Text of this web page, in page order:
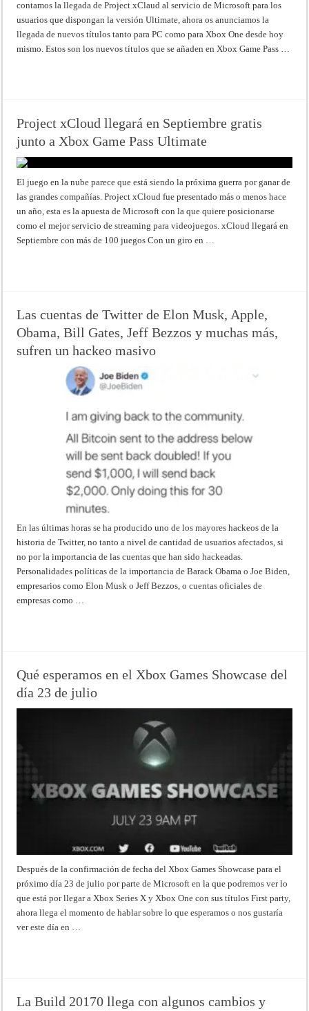
contamos la llegada de Project xClaud al servicio de Microsoft para los
usuarios que dispongan la versión Ultimate, ahora os anunciamos la
llegada de nuevos títulos tanto para PC como para Xbox One desde hoy
mismo. Estos son los nuevos títulos que se añaden en Xbox Game Pass …
Project xCloud llegará en Septiembre gratis
junto a Xbox Game Pass Ultimate
El juego en la nube parece que está siendo la próxima guerra por ganar de
las grandes compañías. Project xCloud fue presentado más o menos hace
un año, esta es la apuesta de Microsoft con la que quiere posicionarse
como el mejor servicio de streaming para videojuegos. xCloud llegará en
Septiembre con más de 100 juegos Con un giro en …
Las cuentas de Twitter de Elon Musk, Apple,
Obama, Bill Gates, Jeff Bezzos y muchas más,
sufren un hackeo masivo
En las últimas horas se ha producido uno de los mayores hackeos de la
historia de Twitter, no tanto a nivel de cantidad de usuarios afectados, si
no por la importancia de las cuentas que han sido hackeadas.
Personalidades políticas de la importancia de Barack Obama o Joe Biden,
empresarios como Elon Musk o Jeff Bezzos, o cuentas oficiales de
empresas como …
Qué esperamos en el Xbox Games Showcase del
día 23 de julio
Después de la confirmación de fecha del Xbox Games Showcase para el
próximo día 23 de julio por parte de Microsoft en la que podremos ver lo
que está por llegar a Xbox Series X y Xbox One con sus títulos First party,
ahora llega el momento de hablar sobre lo que esperamos o nos gustaría
ver este día en …
La Build 20170 llega con algunos cambios y